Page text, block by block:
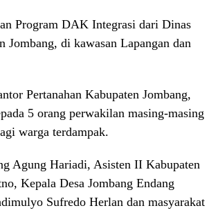
Program DAK Integrasi dari Dinas
Jombang, di kawasan Lapangan dan
Pertanahan Kabupaten Jombang,
5 orang perwakilan masing-masing
warga terdampak.
Agung Hariadi, Asisten II Kabupaten
Kepala Desa Jombang Endang
Sufredo Herlan dan masyarakat